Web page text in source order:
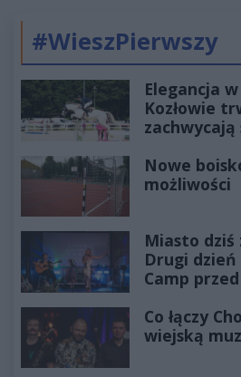
#WieszPierwszy
Elegancja
Kozłowie
Nowe
możliwości
Miasto dziś
Drugi dzień
Camp
Co łączy
wiejską